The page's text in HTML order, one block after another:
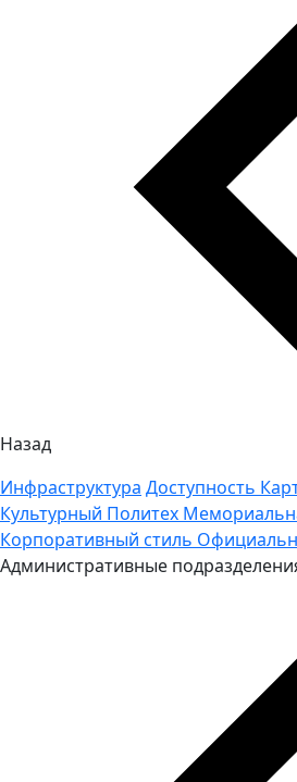
Назад
Инфраструктура Доступность
Культурный Политех
Корпоративный стиль
Административные